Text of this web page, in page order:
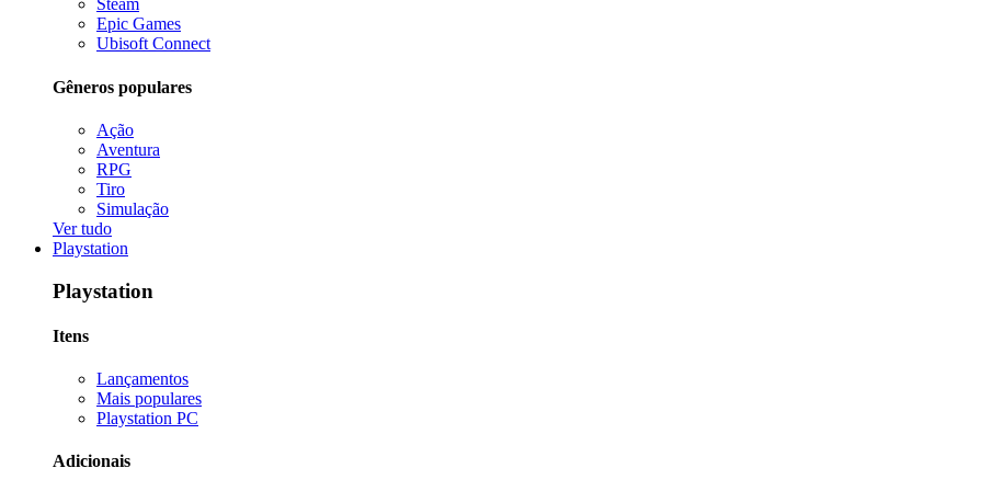
Steam
Epic Games
Ubisoft Connect
Gêneros populares
Ação
Aventura
RPG
Tiro
Simulação
Ver tudo
Playstation
Playstation
Itens
Lançamentos
Mais populares
Playstation PC
Adicionais